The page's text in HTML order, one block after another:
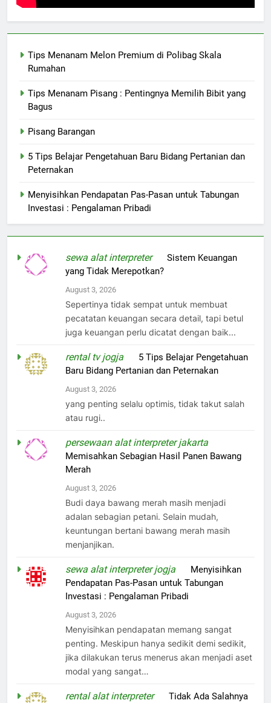
Tips Menanam Melon Premium di Polibag Skala
Rumahan
Tips Menanam Pisang : Pentingnya Memilih Bibit yang
Bagus
Pisang Barangan
5 Tips Belajar Pengetahuan Baru Bidang Pertanian dan
Peternakan
Menyisihkan Pendapatan Pas-Pasan untuk Tabungan
Investasi : Pengalaman Pribadi
sewa alat interpreteronSistem Keuangan
yang Tidak Merepotkan?
August 3, 2026
Sepertinya tidak sempat untuk membuat
pecatatan keuangan secara detail, tapi betul
juga keuangan perlu dicatat dengan baik...
rental tv jogja
5 Tips Belajar Pengetahuan
Baru Bidang Pertanian dan Peternakan
August 3, 2026
yang penting selalu optimis, tidak takut salah
atau rugi..
persewaan alat interpreter jakarta
Memisahkan Sebagian Hasil Panen Bawang
Merah
August 3, 2026
Budi daya bawang merah masih menjadi
adalan sebagian petani. Selain mudah,
keuntungan bertani bawang merah masih
menjanjikan.
sewa alat interpreter jogja
Menyisihkan
Pendapatan Pas-Pasan untuk Tabungan
Investasi : Pengalaman Pribadi
August 3, 2026
Menyisihkan pendapatan memang sangat
penting. Meskipun hanya sedikit demi sedikit,
jika dilakukan terus menerus akan menjadi aset
modal yang sangat…
rental alat interpreteronTidak Ada Salahnya